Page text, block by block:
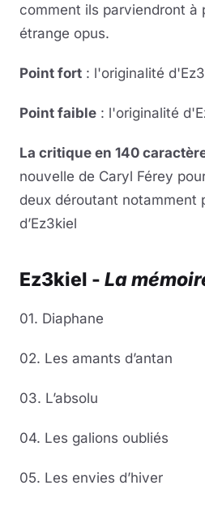
comment ils parviendront à
étrange opus.
Point fort : l'originalité
Point faible : l'originalité
La critique en 140
nouvelle de Caryl Férey
deux déroutant notamment
d’Ez3kiel
Ez3kiel - La
01. Diaphane
02. Les amants d’antan
03. L’absolu
04. Les galions oubliés
05. Les envies d’hiver